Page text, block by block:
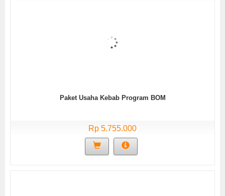
Paket Usaha Kebab Program BOM
Rp 5.755.000